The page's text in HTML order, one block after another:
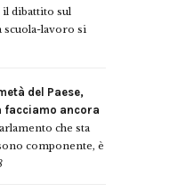
il dibattito sul
scuola-lavoro si
del Paese,
facciamo ancora
che sta
componente, è